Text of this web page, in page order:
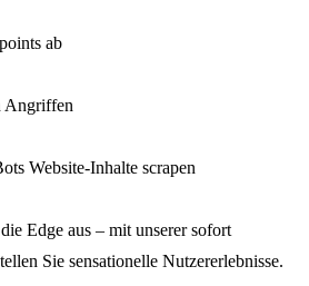
ab
Angriffen
Website-Inhalte scrapen
Edge aus – mit unserer sofort
Sie sensationelle Nutzererlebnisse.